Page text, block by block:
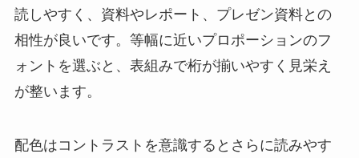
読しやすく、資料やレポート、プレゼン資料との
相性が良いです。等幅に近いプロポーションのフ
ォントを選ぶと、表組みで桁が揃いやすく見栄え
が整います。
配色はコントラストを意識するとさらに読みやす